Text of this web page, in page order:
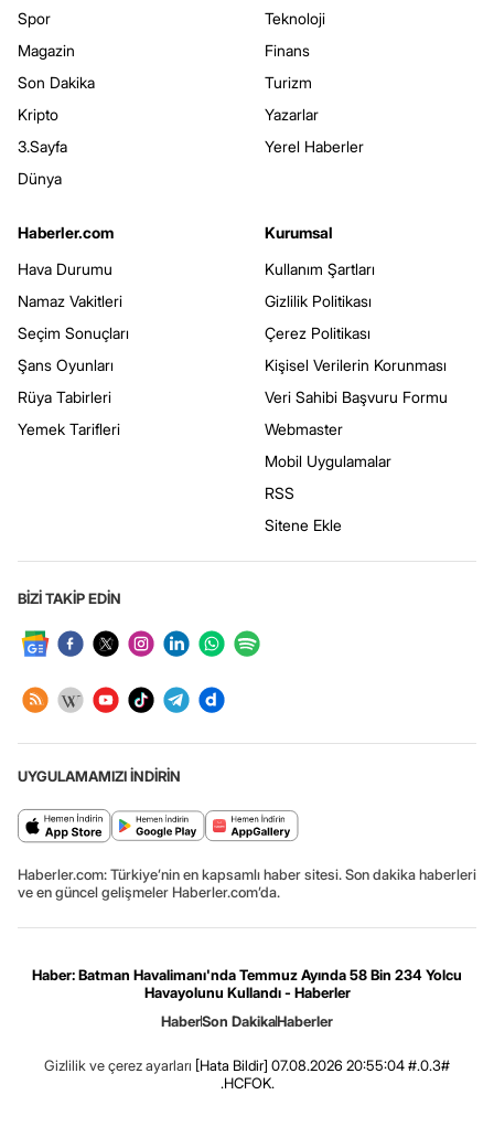
Spor
Magazin
Son Dakika
Kripto
3.Sayfa
Dünya
Teknoloji
Finans
Turizm
Yazarlar
Yerel Haberler
Haberler.com
Hava Durumu
Namaz Vakitleri
Seçim Sonuçları
Şans Oyunları
Rüya Tabirleri
Yemek Tarifleri
Kurumsal
Kullanım Şartları
Gizlilik Politikası
Çerez Politikası
Kişisel Verilerin Korunması
Veri Sahibi Başvuru Formu
Webmaster
Mobil Uygulamalar
RSS
Sitene Ekle
BİZİ TAKİP EDİN
UYGULAMAMIZI İNDİRİN
Haberler.com: Türkiye’nin en kapsamlı haber sitesi. Son dakika haberleri
ve en güncel gelişmeler Haberler.com’da.
Haber: Batman Havalimanı'nda Temmuz Ayında 58 Bin 234 Yolcu
Havayolunu Kullandı - Haberler
HaberSon DakikaHaberler
Gizlilik ve çerez ayarları [Hata Bildir] 07.08.2026 20:55:04 #.0.3#
.HCFOK.